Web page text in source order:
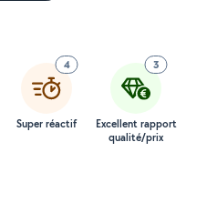
4
Super réactif
3
Excellent rapport
qualité/prix